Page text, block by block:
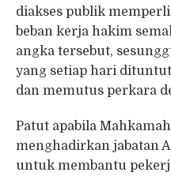
diakses publik
beban kerja hakim
angka tersebut,
yang setiap hari
dan memutus perkara
Patut apabila
menghadirkan jabatan
untuk membantu